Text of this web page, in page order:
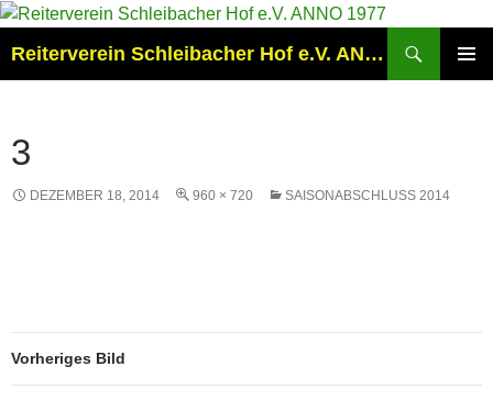
Zum
springen
Reiterverein Schleibacher Hof e.V. ANNO 1977
3
DEZEMBER 18, 2014 960 × 720 SAISONABSCHLUSS 2014
Vorheriges Bild